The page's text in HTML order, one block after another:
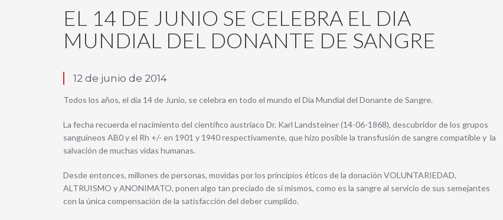
EL 14 DE JUNIO SE CELEBRA EL DIA
MUNDIAL DEL DONANTE DE SANGRE
12 de junio de 2014
Todos los años, el día 14 de Junio, se celebra en todo el mundo el Dia Mundial del Donante de Sangre.
La fecha recuerda el nacimiento del científico austriaco Dr. Karl Landsteiner (14-06-1868), descubridor de los grupos
sanguíneos AB0 y el Rh +/- en 1901 y 1940 respectivamente, que hizo posible la transfusión de sangre compatible y la
salvación de muchas vidas humanas.
Desde entonces, millones de personas, movidas por los principios éticos de la donación VOLUNTARIEDAD,
ALTRUISMO y ANONIMATO, ponen algo tan preciado de sí mismos, como es la sangre al servicio de sus semejantes
con la única compensación de la satisfacción del deber cumplido.